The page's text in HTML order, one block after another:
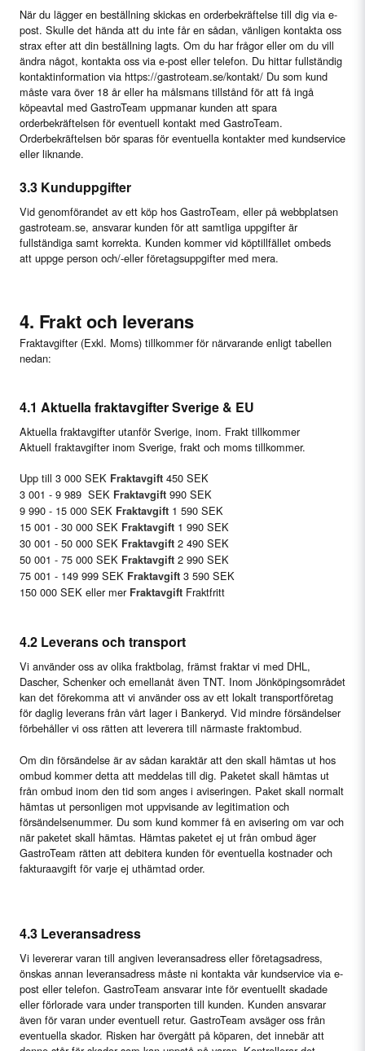
När du lägger en beställning skickas en orderbekräftelse till dig via e-
post. Skulle det hända att du inte får en sådan, vänligen kontakta oss
strax efter att din beställning lagts. Om du har frågor eller om du vill
ändra något, kontakta oss via e-post eller telefon. Du hittar fullständig
kontaktinformation via https://gastroteam.se/kontakt/ Du som kund
måste vara över 18 år eller ha målsmans tillstånd för att få ingå
köpeavtal med GastroTeam uppmanar kunden att spara
orderbekräftelsen för eventuell kontakt med GastroTeam.
Orderbekräftelsen bör sparas för eventuella kontakter med kundservice
eller liknande.
3.3 Kunduppgifter
Vid genomförandet av ett köp hos GastroTeam, eller på webbplatsen
gastroteam.se, ansvarar kunden för att samtliga uppgifter är
fullständiga samt korrekta. Kunden kommer vid köptillfället ombeds
att uppge person och/-eller företagsuppgifter med mera.
4. Frakt och leverans
Fraktavgifter (Exkl. Moms) tillkommer för närvarande enligt tabellen
nedan:
4.1 Aktuella fraktavgifter Sverige & EU
Aktuella fraktavgifter utanför Sverige, inom. Frakt tillkommer
Aktuell fraktavgifter inom Sverige, frakt och moms tillkommer.
Upp till 3 000 SEK Fraktavgift 450 SEK
3 001 - 9 989 SEK Fraktavgift 990 SEK
9 990 - 15 000 SEK Fraktavgift 1 590 SEK
15 001 - 30 000 SEK Fraktavgift 1 990 SEK
30 001 - 50 000 SEK Fraktavgift 2 490 SEK
50 001 - 75 000 SEK Fraktavgift 2 990 SEK
75 001 - 149 999 SEK Fraktavgift 3 590 SEK
150 000 SEK eller mer Fraktavgift Fraktfritt
4.2 Leverans och transport
Vi använder oss av olika fraktbolag, främst fraktar vi med DHL,
Dascher, Schenker och emellanåt även TNT. Inom Jönköpingsområdet
kan det förekomma att vi använder oss av ett lokalt transportföretag
för daglig leverans från vårt lager i Bankeryd. Vid mindre försändelser
förbehåller vi oss rätten att leverera till närmaste fraktombud.
Om din försändelse är av sådan karaktär att den skall hämtas ut hos
ombud kommer detta att meddelas till dig. Paketet skall hämtas ut
från ombud inom den tid som anges i aviseringen. Paket skall normalt
hämtas ut personligen mot uppvisande av legitimation och
försändelsenummer. Du som kund kommer få en avisering om var och
när paketet skall hämtas. Hämtas paketet ej ut från ombud äger
GastroTeam rätten att debitera kunden för eventuella kostnader och
fakturaavgift för varje ej uthämtad order.
4.3 Leveransadress
Vi levererar varan till angiven leveransadress eller företagsadress,
önskas annan leveransadress måste ni kontakta vår kundservice via e-
post eller telefon. GastroTeam ansvarar inte för eventuellt skadade
eller förlorade vara under transporten till kunden. Kunden ansvarar
även för varan under eventuell retur. GastroTeam avsäger oss från
eventuella skador. Risken har övergått på köparen, det innebär att